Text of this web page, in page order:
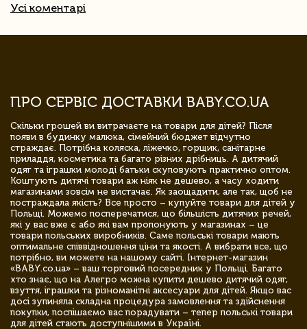
Усі коментарі
ПРО СЕРВІС ДОСТАВКИ BABY.CO.UA
Скільки грошей ви витрачаєте на товари для дітей? Після
появи в будинку малюка, сімейний бюджет відчутно
страждає. Потрібна коляска, ліжечко, горщик, санітарне
приладдя, косметика та багато різних дрібниць. А дитячий
одяг та іграшки молоді батьки скуповують практично оптом.
Коштують дитячі товари аж ніяк не дешево, а часу ходити
магазинами зовсім не вистачає. Як заощадити, але так, щоб не
постраждала якість? Все просто – купуйте товари для дітей у
Польщі. Можемо посперечатися, що більшість дитячих речей,
які у вас вже є або які вам пропонують у магазинах – це
товари польських виробників. Саме польські товари мають
оптимальне співвідношення ціни та якості. А вибрати все, що
потрібно, ви можете на нашому сайті. Інтернет-магазин
«BABY.co.ua» – ваш торговий посередник у Польщі. Багато
хто знає, що на Алегро можна купити дешево дитячий одяг,
взуття, іграшки та різноманітні аксесуари для дітей. Якщо вас
досі зупиняла складна процедура замовлення та здійснення
покупки, поспішаємо вас порадувати – тепер польські товари
для дітей стають доступнішими в Україні.